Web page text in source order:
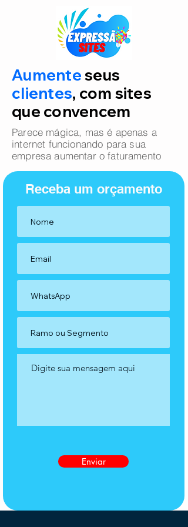
Aumenteseus
clientes, com sites
que convencem
Parece mágica, mas é apenas a
internet funcionando para sua
empresa aumentar o faturamento
Receba um orçamento
Enviar